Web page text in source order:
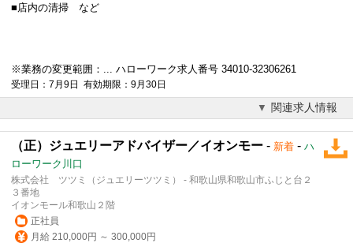
■店内の清掃 など
※業務の変更範囲：... ハローワーク求人番号 34010-32306261
受理日：7月9日 有効期限：9月30日
関連求人情報
（正）ジュエリーアドバイザー／イオンモー - 新着 - ハ
ローワーク川口
株式会社 ツツミ（ジュエリーツツミ） - 和歌山県和歌山市ふじと台２
３番地
イオンモール和歌山２階
正社員
月給 210,000円 ～ 300,000円